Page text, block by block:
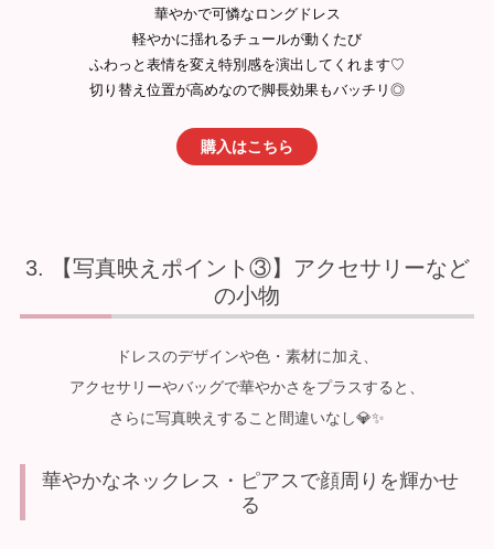
華やかで可憐なロングドレス
軽やかに揺れるチュールが動くたび
ふわっと表情を変え特別感を演出してくれます♡
切り替え位置が高めなので脚長効果もバッチリ◎
購入はこちら
【写真映えポイント③】アクセサリーなど
の小物
ドレスのデザインや色・素材に加え、
アクセサリーやバッグで華やかさをプラスすると、
さらに写真映えすること間違いなし💎✨
華やかなネックレス・ピアスで顔周りを輝かせ
る